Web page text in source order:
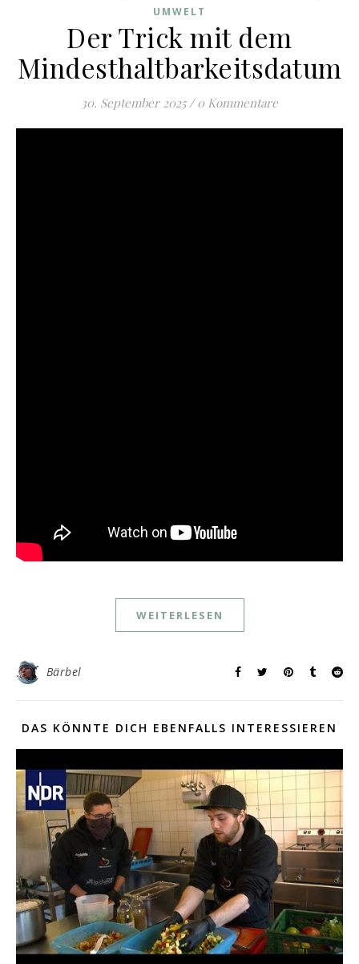
UMWELT
Der Trick mit dem
Mindesthaltbarkeitsdatum
30. September 2025 / 0 Kommentare
WEITERLESEN
Bärbel
DAS KÖNNTE DICH EBENFALLS INTERESSIEREN